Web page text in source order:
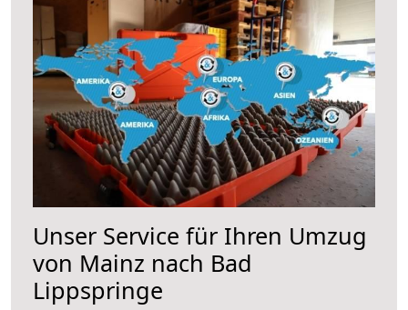
Unser Service für Ihren Umzug
von Mainz nach Bad
Lippspringe